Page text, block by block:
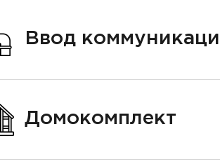
Ввод
Домокомплект